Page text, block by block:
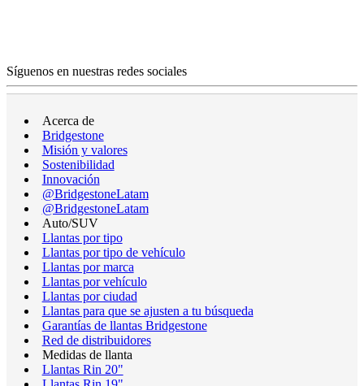
Síguenos en nuestras redes sociales
Acerca de
Bridgestone
Misión y valores
Sostenibilidad
Innovación
@BridgestoneLatam
@BridgestoneLatam
Auto/SUV
Llantas por tipo
Llantas por tipo de vehículo
Llantas por marca
Llantas por vehículo
Llantas por ciudad
Llantas para que se ajusten a tu búsqueda
Garantías de llantas Bridgestone
Red de distribuidores
Medidas de llanta
Llantas Rin 20"